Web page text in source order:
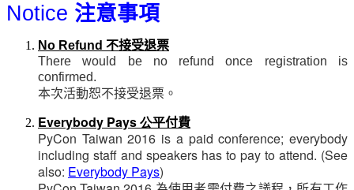
Notice 注意事項
No Refund 不接受退票
There would be no refund once registration is
confirmed.
本次活動恕不接受退票。
Everybody Pays 公平付費
PyCon Taiwan 2016 is a paid conference; everybody
including staff and speakers has to pay to attend. (See
also: Everybody Pays)